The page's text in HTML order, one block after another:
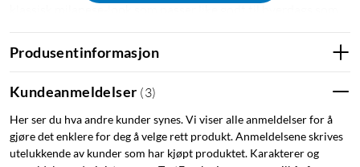
til finere anledninger. Stålet er rustbestandig og beholder sin
form og farge selv ved daglig bruk.
Magnetlås med sikkert grep
To flate magneter holder armbåndet på plass uten å skape
klumpete detaljer. Låsen kan justeres trinnløst, slik at du
finner riktig passform med en gang.
Produsentinformasjon
Kundeanmeldelser (3)
Her ser du hva andre kunder synes. Vi viser alle anmeldelser for å
gjøre det enklere for deg å velge rett produkt. Anmeldelsene skrives
utelukkende av kunder som har kjøpt produktet. Karakterer og